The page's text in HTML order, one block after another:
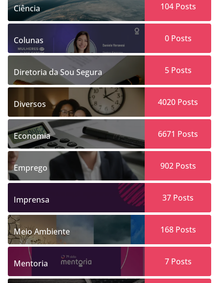
Ciência 104Posts
Colunas 0Posts
Diretoria da Sou Segura 5Posts
Diversos 4020 Posts
Economia 6671 Posts
Emprego 902Posts
Imprensa 37 Posts
Meio Ambiente 168Posts
Mentoria 7Posts